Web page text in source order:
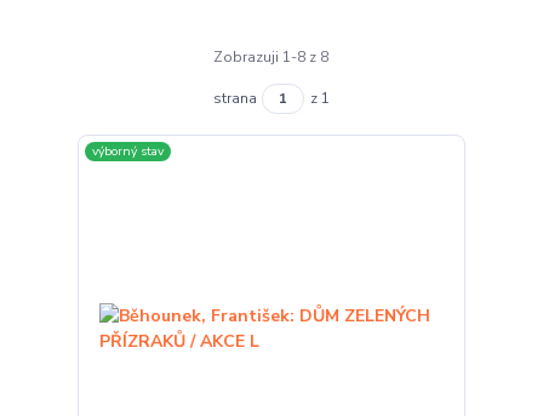
Zobrazuji 1-8 z 8
strana z 1
výborný stav